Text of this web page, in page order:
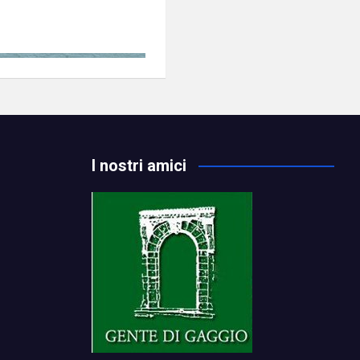
I nostri amici